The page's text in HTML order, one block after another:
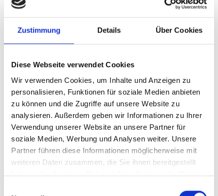
Zustimmung Details Über Cookies
Diese Webseite verwendet Cookies
Wir verwenden Cookies, um Inhalte und Anzeigen zu
personalisieren, Funktionen für soziale Medien anbieten
zu können und die Zugriffe auf unsere Website zu
analysieren. Außerdem geben wir Informationen zu Ihrer
Verwendung unserer Website an unsere Partner für
soziale Medien, Werbung und Analysen weiter. Unsere
Partner führen diese Informationen möglicherweise mit
weiteren Daten zusammen, die Sie ihnen bereitgestellt
haben oder die sie im Rahmen Ihrer Nutzung der Dienste
wie der Inhalt selbst. Jeder Prüfer hat
eigene Erwartungen, und unsere
Schulung ist so konzipiert, dass sie dir
deiner individuellen Vorlage zeigt,
anstatt eine Einheitslösung zu bieten.
Der Prozess des wissenschaftlichen
Schreibens kann ohne das richtige
Wissen eine große Herausforderung
darstellen. Jedoch, ausgestattet mit
denTechniken und Strategiendieses
Kurses, wird die Formatierung deiner